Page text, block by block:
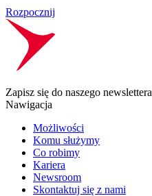
Rozpocznij
Zapisz się do naszego newslettera
Nawigacja
Możliwości
Komu służymy
Co robimy
Kariera
Newsroom
Skontaktuj się z nami